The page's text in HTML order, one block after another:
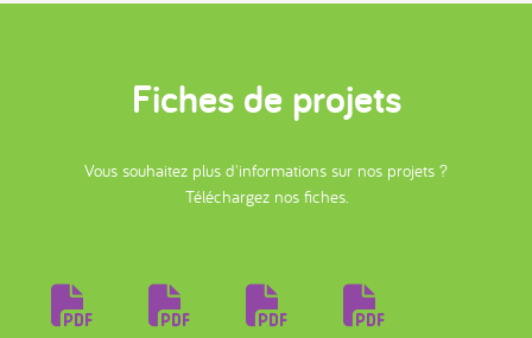
Fiches de projets
Vous souhaitez plus d'informations sur nos projets ?
Téléchargez nos fiches.